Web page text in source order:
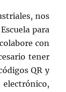
nos
para
con
tener
QR y